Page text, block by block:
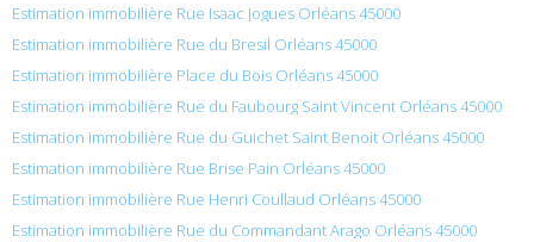
Estimation immobilière Rue Isaac Jogues Orléans 45000
Estimation immobilière Rue du Bresil Orléans 45000
Estimation immobilière Place du Bois Orléans 45000
Estimation immobilière Rue du Faubourg Saint Vincent Orléans 45000
Estimation immobilière Rue du Guichet Saint Benoit Orléans 45000
Estimation immobilière Rue Brise Pain Orléans 45000
Estimation immobilière Rue Henri Coullaud Orléans 45000
Estimation immobilière Rue du Commandant Arago Orléans 45000